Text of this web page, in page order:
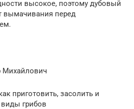
высокое, поэтому дубовый
вымачивания перед
приготовить, засолить и
грибов